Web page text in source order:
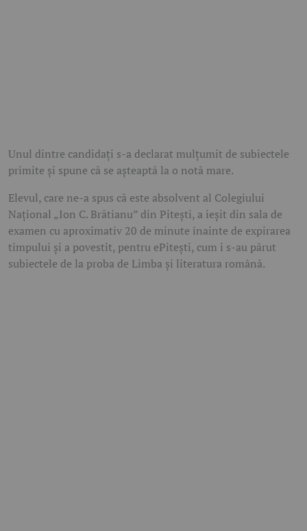
Unul dintre candidați s-a declarat mulțumit de subiectele
primite și spune că se așteaptă la o notă mare.
Elevul, care ne-a spus că este absolvent al Colegiului
Național „Ion C. Brătianu” din Pitești, a ieșit din sala de
examen cu aproximativ 20 de minute înainte de expirarea
timpului și a povestit, pentru ePitești, cum i s-au părut
subiectele de la proba de Limba și literatura română.